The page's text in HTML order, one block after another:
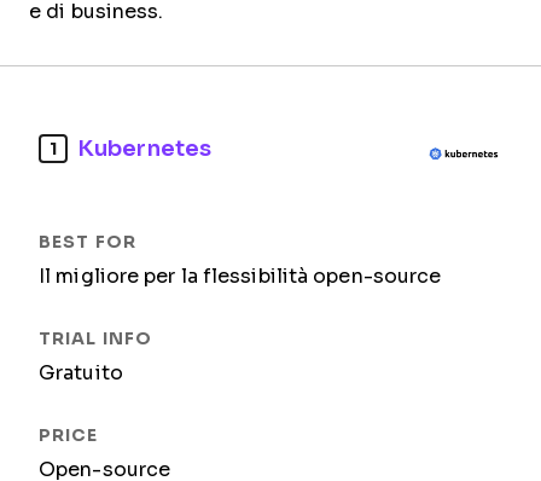
e di business.
1 Kubernetes
Il migliore per la flessibilità open-source
Gratuito
Open-source